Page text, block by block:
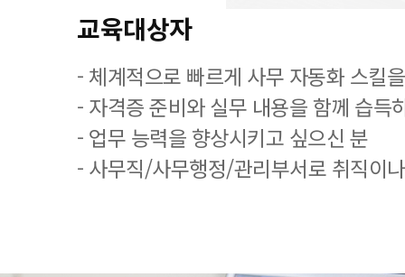
교육대상자
- 체계적으로 빠르게 사무 자동화 스킬
- 자격증 준비와 실무 내용을 함께 습득
- 업무 능력을 향상시키고 싶으신 분
- 사무직/사무행정/관리부서로 취직이